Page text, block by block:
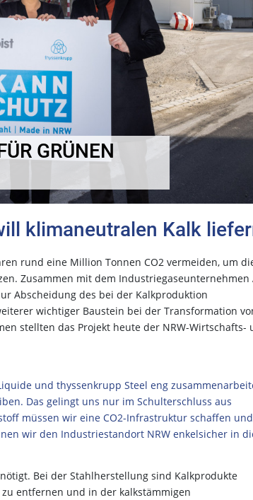
GRÜNEN
klimaneutralen Kalk
rund eine Million Tonnen CO2 vermeiden, um
Zusammen mit dem Industriegaseunternehmen
Abscheidung des bei der Kalkproduktion
wichtiger Baustein bei der Transformation
stellten das Projekt heute der NRW-Wirtschafts-
und thyssenkrupp Steel eng
Das gelingt uns nur im Schulterschluss aus
müssen wir eine CO2-Infrastruktur schaffen und
wir den Industriestandort NRW enkelsicher in
Bei der Stahlherstellung sind Kalkprodukte
entfernen und in der kalkstämmigen